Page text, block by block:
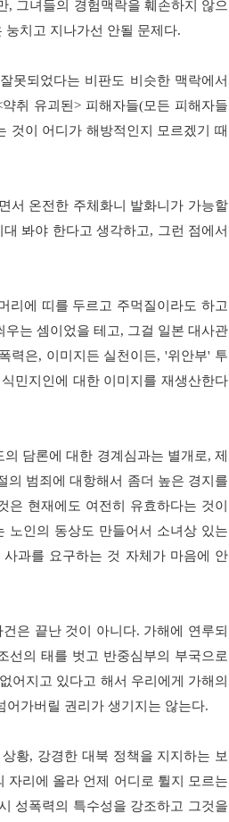
, 그녀들의 경험맥락을 훼손하지 않으
눙치고 지나가선 안될 문제다.
못되었다는 비판도 비슷한 맥락에서
약취 유괴된> 피해자들(모든 피해자들
것이 어디가 해방적인지 모르겠기 때
서 온전한 주체화니 발화니가 가능할
봐야 한다고 생각하고, 그런 점에서
리에 띠를 두르고 주먹질이라도 하고
우는 셈이었을 테고, 그걸 일본 대사관
력은, 이미지든 실천이든, '위안부' 투
민지인에 대한 이미지를 재생산한다
담론에 대한 경계심과는 별개로, 제
의 범죄에 대항해서 좀더 높은 경지를
현재에도 여전히 유효하다는 것이
노인의 동상도 만들어서 소녀상 있는
과를 요구하는 것 자체가 마음에 안
은 끝난 것이 아니다. 가해에 연루되
선의 태를 벗고 반중심부의 부국으로
어지고 있다고 해서 우리에게 가해의
어가버릴 권리가 생기지는 않는다.
황, 강경한 대북 정책을 지지하는 보
자리에 올라 언제 어디로 튈지 모르는
성폭력의 특수성을 강조하고 그것을